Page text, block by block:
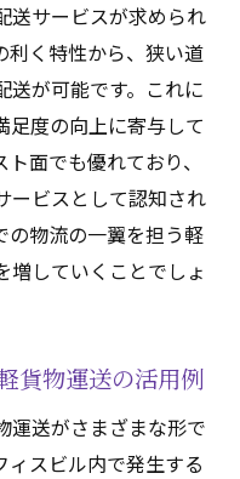
送サービスが求められ
利く特性から、狭い道
送が可能です。これに
足度の向上に寄与して
面でも優れており、
ービスとして認知され
の物流の一翼を担う軽
増していくことでしょ
貨物運送の活用例
運送がさまざまな形で
ィスビル内で発生する